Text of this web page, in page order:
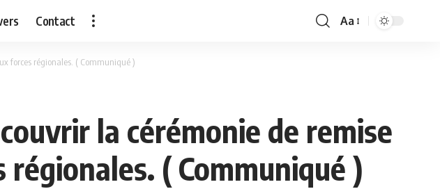
Contact
Font
Aa
forces régionales. ( Communiqué )
la cérémonie de remise
( Communiqué )